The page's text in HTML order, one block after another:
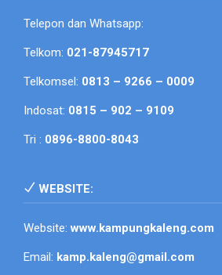
Telepon dan Whatsapp:
Telkom: 021-87945717
Telkomsel: 0813 – 9266 – 0009
Indosat: 0815 – 902 – 9109
Tri : 0896-8800-8043
WEBSITE:
Website:www.kampungkaleng.com
Email: kamp.kaleng@gmail.com